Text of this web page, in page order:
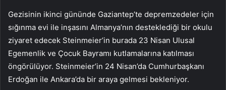
Gezisinin ikinci gününde Gaziantep’te depremzedeler için
sığınma evi ile inşasını Almanya’nın desteklediği bir okulu
ziyaret edecek Steinmeier’in burada 23 Nisan Ulusal
Egemenlik ve Çocuk Bayramı kutlamalarına katılması
öngörülüyor. Steinmeier’in 24 Nisan’da Cumhurbaşkanı
Erdoğan ile Ankara’da bir araya gelmesi bekleniyor.